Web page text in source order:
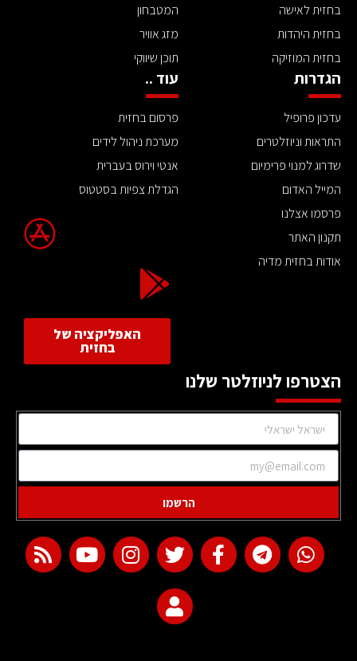
בחזית לאישה
בחזית היהדות
בחזית המוזיקה
המטבחון
מזג אוויר
תוכן שיווקי
הגדרות
עדכון פרופיל
התראות וניוזלטרים
שדרוג למנוי פרימיום
המייל האדום
פרסמו אצלנו
תקנון האתר
אודות בחזית מדיה
עוד ..
פרסום בחזית
מערכת ניהול לידים
אנטי וירוס בעברית
הגדלת צפיות בסטטוס
האפליקציה של
בחזית
הצטרפו לניוזלטר שלנו
הרשמו